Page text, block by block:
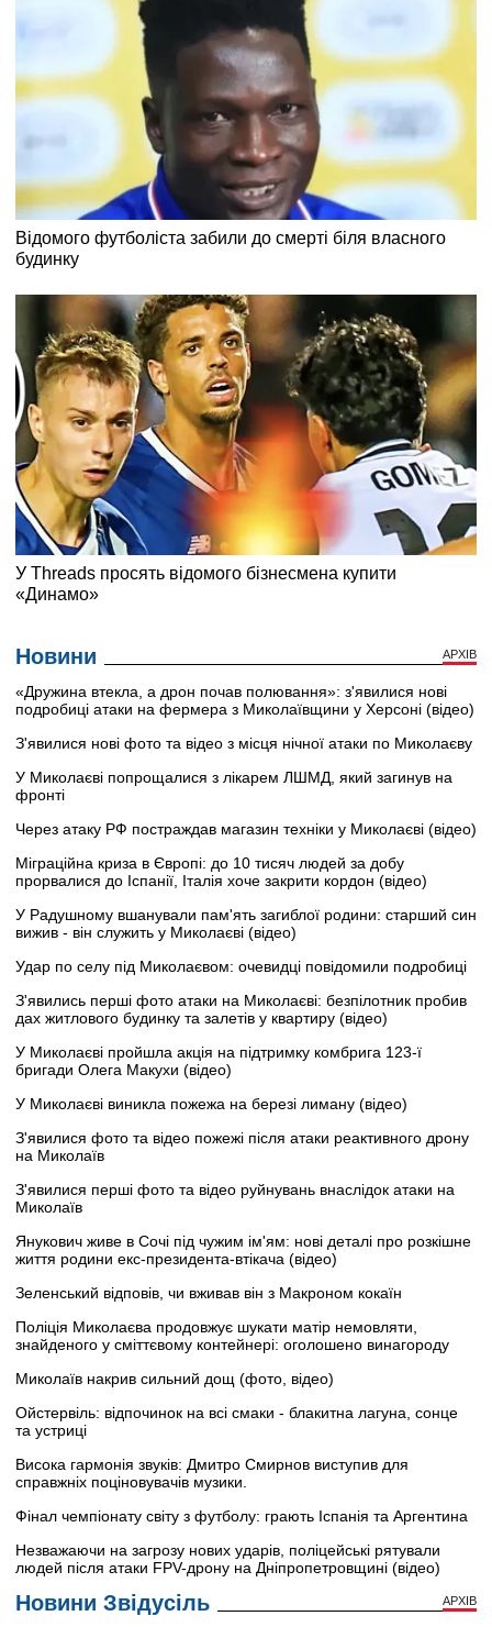
Новини АРХІВ
«Дружина втекла, а дрон почав полювання»: з'явилися нові
подробиці атаки на фермера з Миколаївщини у Херсоні (відео)
З'явилися нові фото та відео з місця нічної атаки по Миколаєву
У Миколаєві попрощалися з лікарем ЛШМД, який загинув на
фронті
Через атаку РФ постраждав магазин техніки у Миколаєві (відео)
Міграційна криза в Європі: до 10 тисяч людей за добу
прорвалися до Іспанії, Італія хоче закрити кордон (відео)
У Радушному вшанували пам'ять загиблої родини: старший син
вижив - він служить у Миколаєві (відео)
Удар по селу під Миколаєвом: очевидці повідомили подробиці
З'явились перші фото атаки на Миколаєві: безпілотник пробив
дах житлового будинку та залетів у квартиру (відео)
У Миколаєві пройшла акція на підтримку комбрига 123-ї
бригади Олега Макухи (відео)
У Миколаєві виникла пожежа на березі лиману (відео)
З'явилися фото та відео пожежі після атаки реактивного дрону
на Миколаїв
З'явилися перші фото та відео руйнувань внаслідок атаки на
Миколаїв
Янукович живе в Сочі під чужим ім'ям: нові деталі про розкішне
життя родини екс-президента-втікача (відео)
Зеленський відповів, чи вживав він з Макроном кокаїн
Поліція Миколаєва продовжує шукати матір немовляти,
знайденого у сміттєвому контейнері: оголошено винагороду
Миколаїв накрив сильний дощ (фото, відео)
Ойстервіль: відпочинок на всі смаки - блакитна лагуна, сонце
та устриці
Висока гармонія звуків: Дмитро Смирнов виступив для
справжніх поціновувачів музики.
Фінал чемпіонату світу з футболу: грають Іспанія та Аргентина
Незважаючи на загрозу нових ударів, поліцейські рятували
людей після атаки FPV-дрону на Дніпропетровщині (відео)
Новини Звідусіль АРХІВ